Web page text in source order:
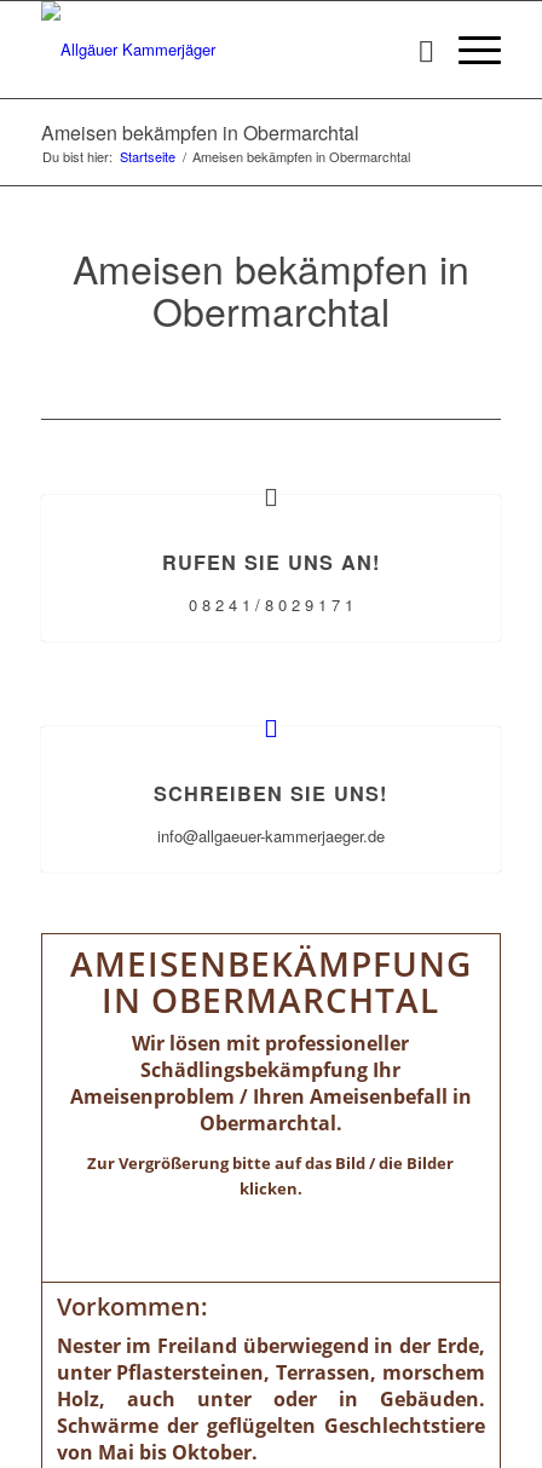
Ameisen bekämpfen in Obermarchtal
Du bist hier: Startseite / Ameisen bekämpfen in Obermarchtal
Ameisen bekämpfen in
Obermarchtal
RUFEN SIE UNS AN!
0 8 2 4 1 / 8 0 2 9 1 7 1
SCHREIBEN SIE UNS!
info@allgaeuer-kammerjaeger.de
AMEISENBEKÄMPFUNG
IN OBERMARCHTAL
Wir lösen mit professioneller
Schädlingsbekämpfung Ihr
Ameisenproblem / Ihren Ameisenbefall in
Obermarchtal.
Zur Vergrößerung bitte auf das Bild / die Bilder
klicken.
Vorkommen:
Nester im Freiland überwiegend in der Erde,
unter Pflastersteinen, Terrassen, morschem
Holz, auch unter oder in Gebäuden.
Schwärme der geflügelten Geschlechtstiere
von Mai bis Oktober.